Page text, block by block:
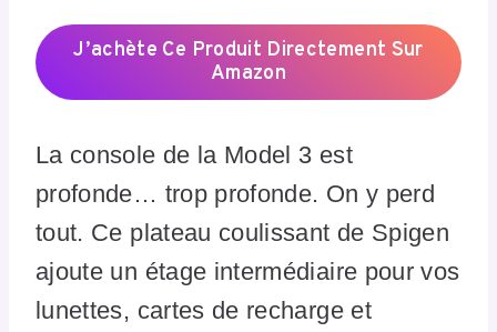
J’achète Ce Produit Directement Sur
Amazon
La console de la Model 3 est
profonde… trop profonde. On y perd
tout. Ce plateau coulissant de Spigen
ajoute un étage intermédiaire pour vos
lunettes, cartes de recharge et